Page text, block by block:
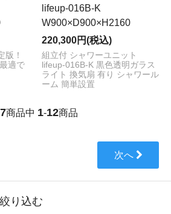
版！
適で
lifeup-016B-K
W900×D900×H2160
220,300円(税込)
組立付 シャワーユニット
lifeup-016B-K 黒色透明ガラス
ライト 換気扇 有り シャワール
ーム 簡単設置
商品中 1-12商品
次へ
り込む